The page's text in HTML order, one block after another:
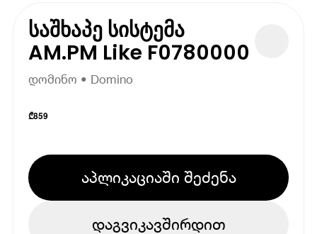
საშხაპე სისტემა
AM.PM Like F0780000
დომინო • Domino
₾859
აპლიკაციაში შეძენა
დაგვიკავშირდით